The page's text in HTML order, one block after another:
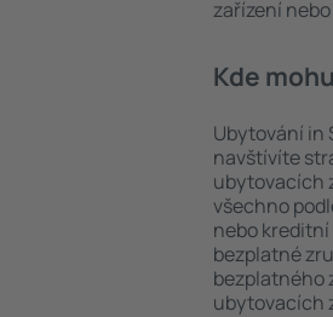
zařízení nebo
Kde
Ubytování in
navštívíte
ubytovacích
všechno
nebo
bezplatné
bezplatného
ubytovacích